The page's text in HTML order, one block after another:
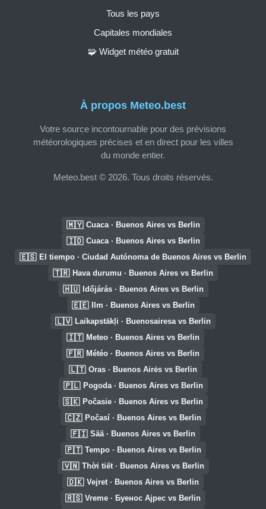
À propos Meteo.best
Votre source incontournable pour des prévisions
météorologiques précises et en direct pour les villes
du monde entier.
Meteo.best © 2026. Tous droits réservés.
Tous les pays
Capitales mondiales
🧩 Widget météo gratuit
🇲🇾 Cuaca · Buenos Aires vs Berlin
🇮🇩 Cuaca · Buenos Aires vs Berlin
🇪🇸 El tiempo · Ciudad Autónoma de Buenos Aires vs Berlin
🇹🇷 Hava durumu · Buenos Aires vs Berlin
🇭🇺 Időjárás · Buenos Aires vs Berlin
🇪🇪 Ilm · Buenos Aires vs Berlin
🇱🇻 Laikapstākļi · Buenosairesa vs Berlin
🇮🇹 Meteo · Buenos Aires vs Berlin
🇫🇷 Météo · Buenos Aires vs Berlin
🇱🇹 Oras · Buenos Airės vs Berlin
🇵🇱 Pogoda · Buenos Aires vs Berlin
🇸🇰 Počasie · Buenos Aires vs Berlin
🇨🇿 Počasí · Buenos Aires vs Berlin
🇫🇮 Sää · Buenos Aires vs Berlin
🇵🇹 Tempo · Buenos Aires vs Berlin
🇻🇳 Thời tiết · Buenos Aires vs Berlin
🇩🇰 Vejret · Buenos Aires vs Berlin
🇷🇸 Vreme · Буенос Ајрес vs Berlin